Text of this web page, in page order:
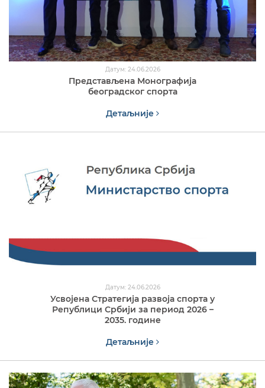
Датум: 24.06.2026
Представљена Монографија
београдског спорта
Детаљније
Датум: 24.06.2026
Усвојена Стратегија развоја спорта у
Републици Србији за период 2026 –
2035. године
Детаљније